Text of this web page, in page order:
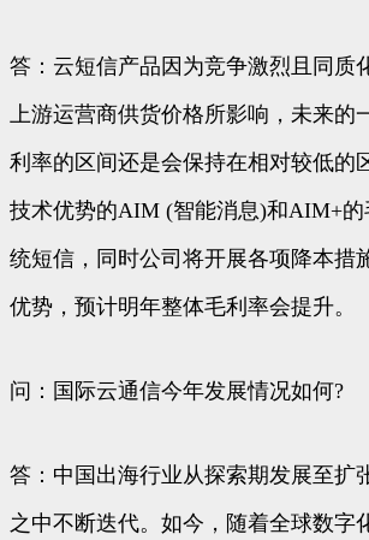
答：云短信产品因为竞争激烈且同质
上游运营商供货价格所影响，未来的
利率的区间还是会保持在相对较低的
技术优势的AIM (智能消息)和AIM+
统短信，同时公司将开展各项降本措
优势，预计明年整体毛利率会提升。
问：国际云通信今年发展情况如何?
答：中国出海行业从探索期发展至扩
之中不断迭代。如今，随着全球数字